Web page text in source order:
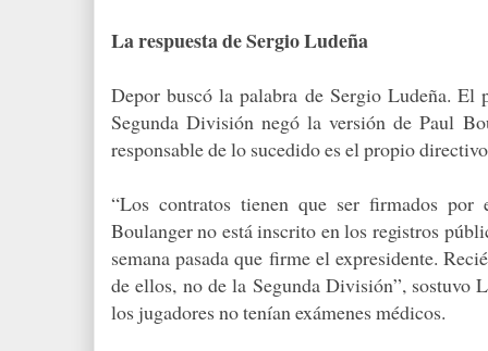
La respuesta de Sergio Ludeña
Depor buscó la palabra de Sergio Ludeña. El
Segunda División negó la versión de Paul
responsable de lo sucedido es el propio
“Los contratos tienen que ser firmados
Boulanger no está inscrito en los registros
semana pasada que firme el expresidente.
de ellos, no de la Segunda División”, sostuvo
los jugadores no tenían exámenes médicos.